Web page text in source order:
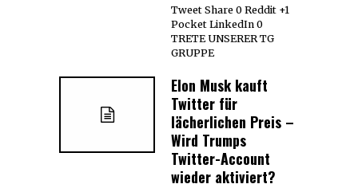
Tweet Share 0 Reddit +1
Pocket LinkedIn 0
TRETE UNSERER TG
GRUPPE
Elon Musk kauft
Twitter für
lächerlichen Preis –
Wird Trumps
Twitter-Account
wieder aktiviert?